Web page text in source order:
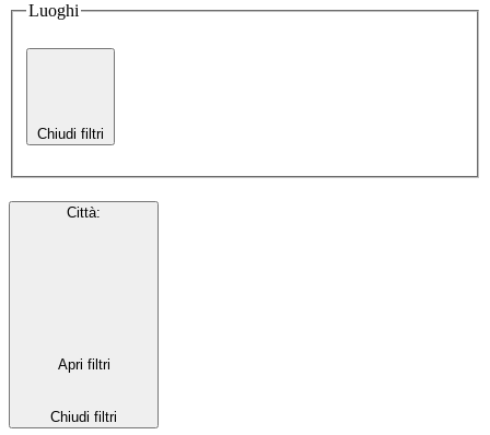
Luoghi
Chiudi filtri
Città:
Apri filtri
Chiudi filtri